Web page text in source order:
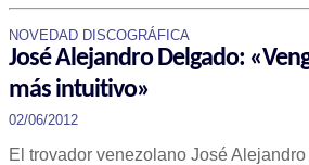
NOVEDAD DISCOGRÁFICA
José Alejandro Delgado:
más intuitivo»
02/06/2012
El trovador venezolano José